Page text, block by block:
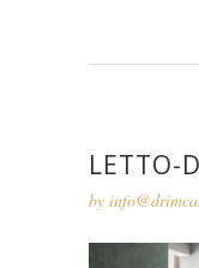
LETTO-
by